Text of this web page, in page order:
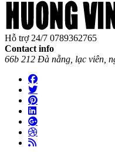
Hỗ trợ 24/7 0789362765
Contact info
66b 212 Đà nẵng, lạc viên,